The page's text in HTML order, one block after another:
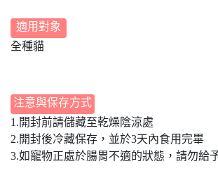
適用對象
全種貓
注意與保存方式
1.開封前請儲藏至乾燥陰涼處
2.開封後冷藏保存，並於3天內食用完畢
3.如寵物正處於腸胃不適的狀態，請勿給